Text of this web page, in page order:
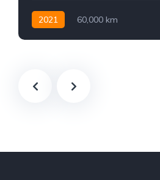
2021
60,000 km